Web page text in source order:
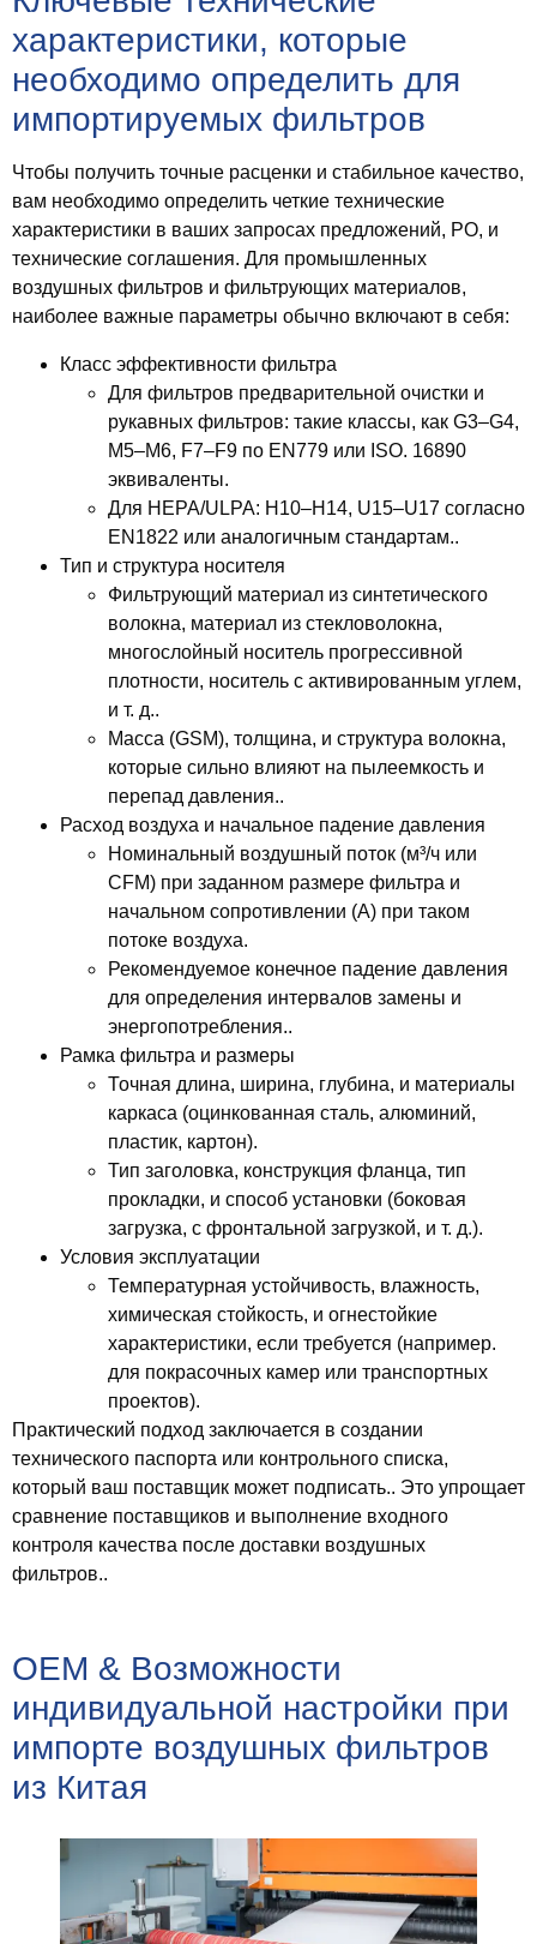
характеристики, которые
необходимо определить для
импортируемых фильтров
Чтобы получить точные расценки и стабильное качество,
вам необходимо определить четкие технические
характеристики в ваших запросах предложений, PO, и
технические соглашения. Для промышленных
воздушных фильтров и фильтрующих материалов,
наиболее важные параметры обычно включают в себя:
Класс эффективности фильтра
Для фильтров предварительной очистки и
рукавных фильтров: такие классы, как G3–G4,
М5–М6, F7–F9 по EN779 или ISO. 16890
эквиваленты.
Для HEPA/ULPA: Н10–Н14, U15–U17 согласно
EN1822 или аналогичным стандартам..
Тип и структура носителя
Фильтрующий материал из синтетического
волокна, материал из стекловолокна,
многослойный носитель прогрессивной
плотности, носитель с активированным углем,
и т. д..
Масса (GSM), толщина, и структура волокна,
которые сильно влияют на пылеемкость и
перепад давления..
Расход воздуха и начальное падение давления
Номинальный воздушный поток (м³/ч или
CFM) при заданном размере фильтра и
начальном сопротивлении (А) при таком
потоке воздуха.
Рекомендуемое конечное падение давления
для определения интервалов замены и
энергопотребления..
Рамка фильтра и размеры
Точная длина, ширина, глубина, и материалы
каркаса (оцинкованная сталь, алюминий,
пластик, картон).
Тип заголовка, конструкция фланца, тип
прокладки, и способ установки (боковая
загрузка, с фронтальной загрузкой, и т. д.).
Условия эксплуатации
Температурная устойчивость, влажность,
химическая стойкость, и огнестойкие
характеристики, если требуется (например.
для покрасочных камер или транспортных
проектов).
Практический подход заключается в создании
технического паспорта или контрольного списка,
который ваш поставщик может подписать.. Это упрощает
сравнение поставщиков и выполнение входного
контроля качества после доставки воздушных
фильтров..
OEM & Возможности
индивидуальной настройки при
импорте воздушных фильтров
из Китая